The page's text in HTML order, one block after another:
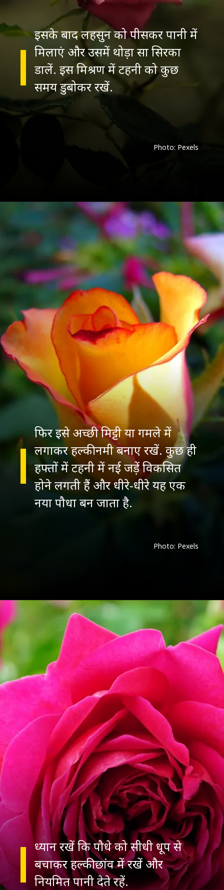
इसके बाद लहसुन को पीसकर पानी में
मिलाएं और उसमें थोड़ा सा सिरका
डालें. इस मिश्रण में टहनी को कुछ
समय डुबोकर रखें.
Photo: Pexels
फिर इसे अच्छी मिट्टी या गमले में
लगाकर हल्की नमी बनाए रखें. कुछ ही
हफ्तों में टहनी में नई जड़ें विकसित
होने लगती हैं और धीरे-धीरे यह एक
नया पौधा बन जाता है.
Photo: Pexels
ध्यान रखें कि पौधे को सीधी धूप से
बचाकर हल्की छांव में रखें और
नियमित पानी देते रहें.